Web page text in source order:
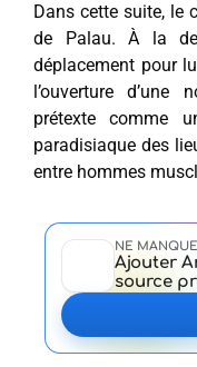
Dans cette suite, le
de Palau. À la
déplacement pour
l’ouverture
prétexte comme
paradisiaque des
entre hommes
NE
Ajouter
source